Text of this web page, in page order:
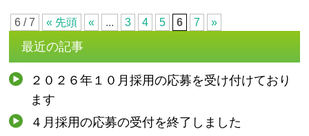
6 / 7 « 先頭 « ... 3 4 5 6 7 »
最近の記事
２０２６年１０月採用の応募を受け付けており
ます
４月採用の応募の受付を終了しました